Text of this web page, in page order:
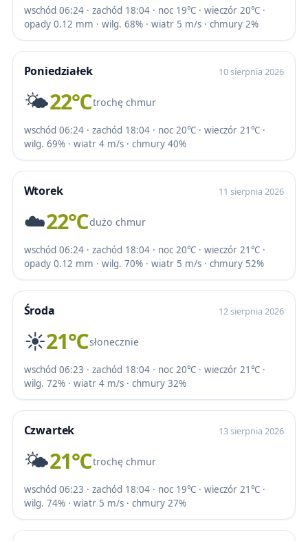
wschód 06:24 · zachód 18:04 · noc 19℃ · wieczór 20℃ ·
opady 0.12 mm · wilg. 68% · wiatr 5 m/s · chmury 2%
Poniedziałek 10 sierpnia 2026
🌤️22℃trochę chmur
wschód 06:24 · zachód 18:04 · noc 20℃ · wieczór 21℃ ·
wilg. 69% · wiatr 4 m/s · chmury 40%
Wtorek 11 sierpnia 2026
☁️22℃dużo chmur
wschód 06:24 · zachód 18:04 · noc 20℃ · wieczór 21℃ ·
opady 0.12 mm · wilg. 70% · wiatr 5 m/s · chmury 52%
Środa 12 sierpnia 2026
☀️21℃słonecznie
wschód 06:23 · zachód 18:04 · noc 20℃ · wieczór 21℃ ·
wilg. 72% · wiatr 4 m/s · chmury 32%
Czwartek 13 sierpnia 2026
🌤️21℃trochę chmur
wschód 06:23 · zachód 18:04 · noc 19℃ · wieczór 21℃ ·
wilg. 74% · wiatr 5 m/s · chmury 27%